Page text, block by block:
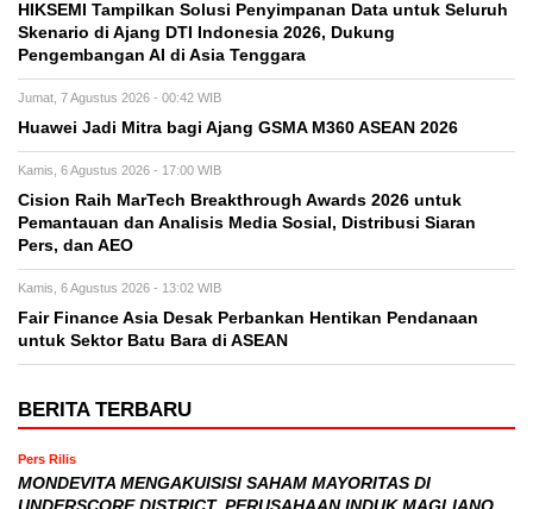
HIKSEMI Tampilkan Solusi Penyimpanan Data untuk Seluruh
Skenario di Ajang DTI Indonesia 2026, Dukung
Pengembangan AI di Asia Tenggara
Jumat, 7 Agustus 2026 - 00:42 WIB
Huawei Jadi Mitra bagi Ajang GSMA M360 ASEAN 2026
Kamis, 6 Agustus 2026 - 17:00 WIB
Cision Raih MarTech Breakthrough Awards 2026 untuk
Pemantauan dan Analisis Media Sosial, Distribusi Siaran
Pers, dan AEO
Kamis, 6 Agustus 2026 - 13:02 WIB
Fair Finance Asia Desak Perbankan Hentikan Pendanaan
untuk Sektor Batu Bara di ASEAN
BERITA TERBARU
Pers Rilis
MONDEVITA MENGAKUISISI SAHAM MAYORITAS DI